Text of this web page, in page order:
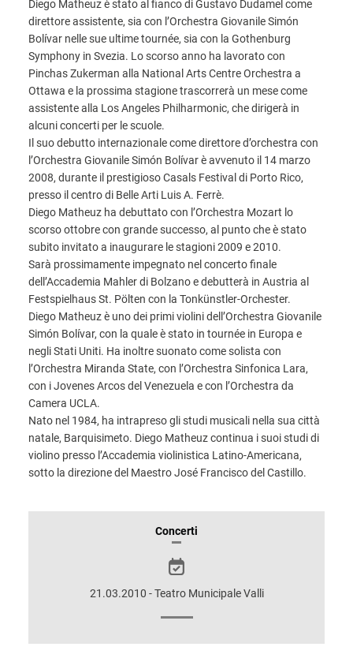
Diego Matheuz è stato al fianco di Gustavo Dudamel come
direttore assistente, sia con l’Orchestra Giovanile Simón
Bolívar nelle sue ultime tournée, sia con la Gothenburg
Symphony in Svezia. Lo scorso anno ha lavorato con
Pinchas Zukerman alla National Arts Centre Orchestra a
Ottawa e la prossima stagione trascorrerà un mese come
assistente alla Los Angeles Philharmonic, che dirigerà in
alcuni concerti per le scuole.
Il suo debutto internazionale come direttore d’orchestra con
l’Orchestra Giovanile Simón Bolívar è avvenuto il 14 marzo
2008, durante il prestigioso Casals Festival di Porto Rico,
presso il centro di Belle Arti Luis A. Ferrè.
Diego Matheuz ha debuttato con l’Orchestra Mozart lo
scorso ottobre con grande successo, al punto che è stato
subito invitato a inaugurare le stagioni 2009 e 2010.
Sarà prossimamente impegnato nel concerto finale
dell’Accademia Mahler di Bolzano e debutterà in Austria al
Festspielhaus St. Pölten con la Tonkünstler-Orchester.
Diego Matheuz è uno dei primi violini dell’Orchestra Giovanile
Simón Bolívar, con la quale è stato in tournée in Europa e
negli Stati Uniti. Ha inoltre suonato come solista con
l’Orchestra Miranda State, con l’Orchestra Sinfonica Lara,
con i Jovenes Arcos del Venezuela e con l’Orchestra da
Camera UCLA.
Nato nel 1984, ha intrapreso gli studi musicali nella sua città
natale, Barquisimeto. Diego Matheuz continua i suoi studi di
violino presso l’Accademia violinistica Latino-Americana,
sotto la direzione del Maestro José Francisco del Castillo.
INFORMAZIONIConcerti
21.03.2010 - Teatro Municipale Valli